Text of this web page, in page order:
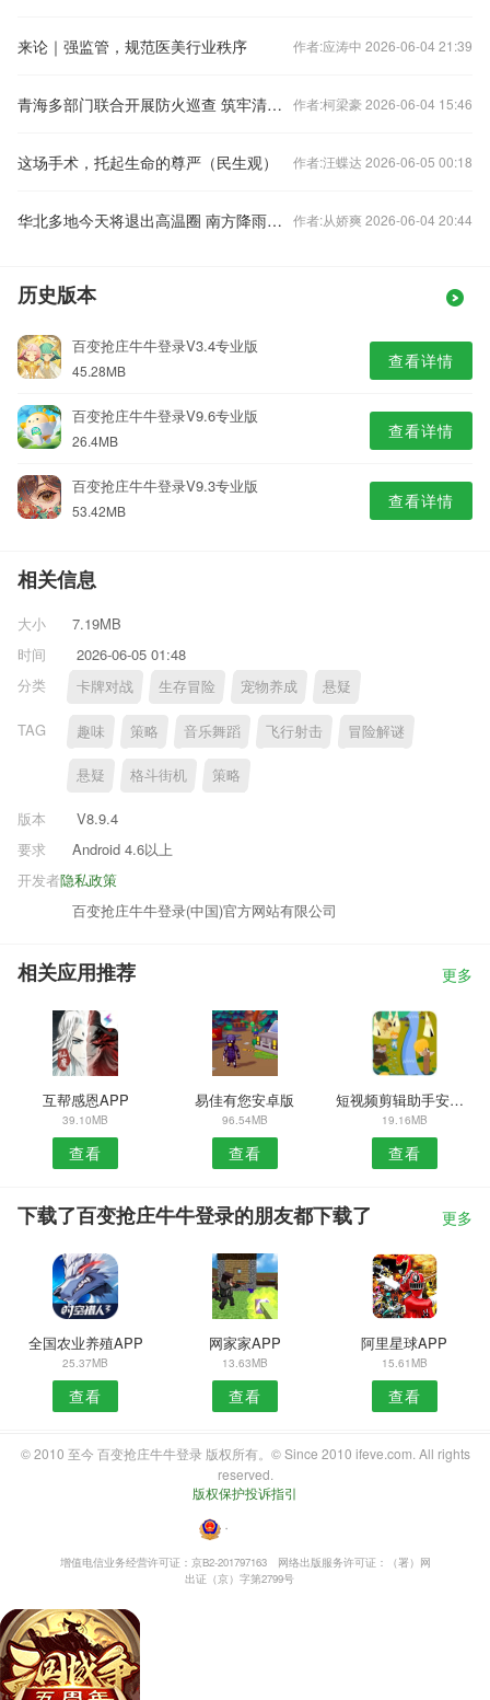
来论｜强监管，规范医美行业秩序 作者:应涛中 2026-06-04 21:39
青海多部门联合开展防火巡查 筑牢清明假期“防火墙” 作者:柯梁豪 2026-06-04 15:46
这场手术，托起生命的尊严（民生观） 作者:汪蝶达 2026-06-05 00:18
华北多地今天将退出高温圈 南方降雨发展局地有暴雨或大暴雨 作者:从娇爽 2026-06-04 20:44
历史版本
百变抢庄牛牛登录V3.4专业版
45.28MB 查看详情
百变抢庄牛牛登录V9.6专业版
26.4MB 查看详情
百变抢庄牛牛登录V9.3专业版
53.42MB 查看详情
相关信息
大小
7.19MB
时间
2026-06-05 01:48
分类
卡牌对战 生存冒险 宠物养成 悬疑
TAG 趣味 策略 音乐舞蹈 飞行射击 冒险解谜
悬疑 格斗街机 策略
版本
V8.9.4
要求
Android 4.6以上
隐私政策
开发者
百变抢庄牛牛登录(中国)官方网站有限公司
相关应用推荐 更多
互帮感恩APP
39.10MB
查看
易佳有您安卓版
96.54MB
查看
短视频剪辑助手安卓版
19.16MB
查看
下载了百变抢庄牛牛登录的朋友都下载了 更多
全国农业养殖APP
25.37MB
查看
网家家APP
13.63MB
查看
阿里星球APP
15.61MB
查看
© 2010 至今 百变抢庄牛牛登录 版权所有。© Since 2010 ifeve.com. All rights
reserved.
版权保护投诉指引
・
增值电信业务经营许可证：京B2-201797163
网络出版服务许可证：（署）网
出证（京）字第2799号